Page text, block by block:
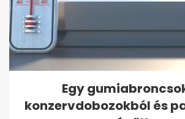
Egy
konzervdobozokból és